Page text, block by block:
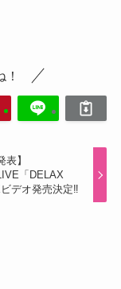
表】
「DELAX
デオ発売決定‼️